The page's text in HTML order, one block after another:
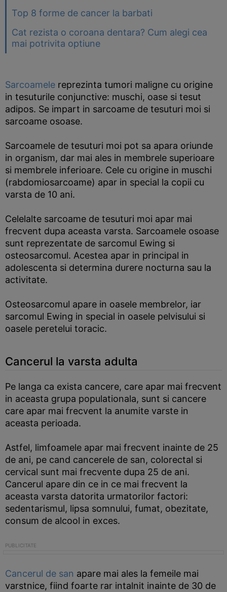
Top 8 forme de cancer la barbati
Cat rezista o coroana dentara? Cum alegi cea
mai potrivita optiune
Sarcoamele reprezinta tumori maligne cu origine
in tesuturile conjunctive: muschi, oase si tesut
adipos. Se impart in sarcoame de tesuturi moi si
sarcoame osoase.
Sarcoamele de tesuturi moi pot sa apara oriunde
in organism, dar mai ales in membrele superioare
si membrele inferioare. Cele cu origine in muschi
(rabdomiosarcoame) apar in special la copii cu
varsta de 10 ani.
Celelalte sarcoame de tesuturi moi apar mai
frecvent dupa aceasta varsta. Sarcoamele osoase
sunt reprezentate de sarcomul Ewing si
osteosarcomul. Acestea apar in principal in
adolescenta si determina durere nocturna sau la
activitate.
Osteosarcomul apare in oasele membrelor, iar
sarcomul Ewing in special in oasele pelvisului si
oasele peretelui toracic.
Cancerul la varsta adulta
Pe langa ca exista cancere, care apar mai frecvent
in aceasta grupa populationala, sunt si cancere
care apar mai frecvent la anumite varste in
aceasta perioada.
Astfel, limfoamele apar mai frecvent inainte de 25
de ani, pe cand cancerele de san, colorectal si
cervical sunt mai frecvente dupa 25 de ani.
Cancerul apare din ce in ce mai frecvent la
aceasta varsta datorita urmatorilor factori:
sedentarismul, lipsa somnului, fumat, obezitate,
consum de alcool in exces.
Cancerul de san apare mai ales la femeile mai
varstnice, fiind foarte rar intalnit inainte de 30 de